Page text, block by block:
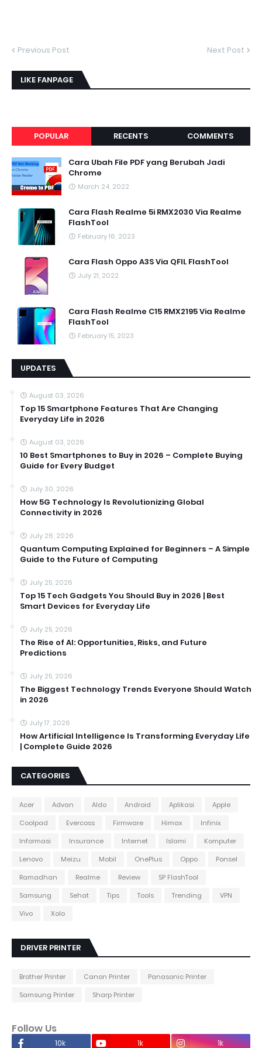
Previous Post Next Post
LIKE FANPAGE
POPULAR RECENTS COMMENTS
Cara Ubah File PDF yang Berubah Jadi
Chrome
March 24, 2022
Cara Flash Realme 5i RMX2030 Via Realme
FlashTool
February 16, 2023
Cara Flash Oppo A3S Via QFIL FlashTool
July 21, 2022
Cara Flash Realme C15 RMX2195 Via Realme
FlashTool
February 15, 2023
UPDATES
August 03, 2026
Top 15 Smartphone Features That Are Changing
Everyday Life in 2026
August 03, 2026
10 Best Smartphones to Buy in 2026 – Complete Buying
Guide for Every Budget
July 30, 2026
How 5G Technology Is Revolutionizing Global
Connectivity in 2026
July 26, 2026
Quantum Computing Explained for Beginners – A Simple
Guide to the Future of Computing
July 25, 2026
Top 15 Tech Gadgets You Should Buy in 2026 | Best
Smart Devices for Everyday Life
July 25, 2026
The Rise of AI: Opportunities, Risks, and Future
Predictions
July 25, 2026
The Biggest Technology Trends Everyone Should Watch
in 2026
July 17, 2026
How Artificial Intelligence Is Transforming Everyday Life
| Complete Guide 2026
CATEGORIES
Acer Advan Aldo Android Aplikasi
Apple
Coolpad
Evercoss Firmware Himax
Infinix
Informasi
Insurance Internet Islami
Komputer
Lenovo
Meizu Mobil OnePlus Oppo
Ponsel
Ramadhan
Realme Review
SP FlashTool
Samsung
Sehat Tips Tools Trending
VPN
Vivo
Xolo
DRIVER PRINTER
Brother Printer Canon Printer
Panasonic Printer
Samsung Printer
Sharp Printer
Follow Us
10k 1k 1k